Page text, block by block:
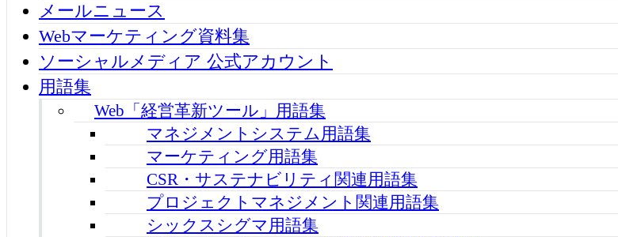
メールニュース
Webマーケティング資料集
ソーシャルメディア 公式アカウント
用語集
Web「経営革新ツール」用語集
マネジメントシステム用語集
マーケティング用語集
CSR・サステナビリティ関連用語集
プロジェクトマネジメント関連用語集
シックスシグマ用語集